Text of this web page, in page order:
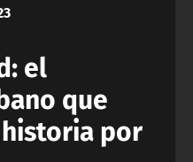
el
que
por